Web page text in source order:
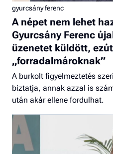
gyurcsány ferenc
A népet nem lehet
Gyurcsány Ferenc
üzenetet küldött,
„forradalmároknak”
A burkolt figyelmeztetés
biztatja, annak azzal is
után akár ellene fordulhat.